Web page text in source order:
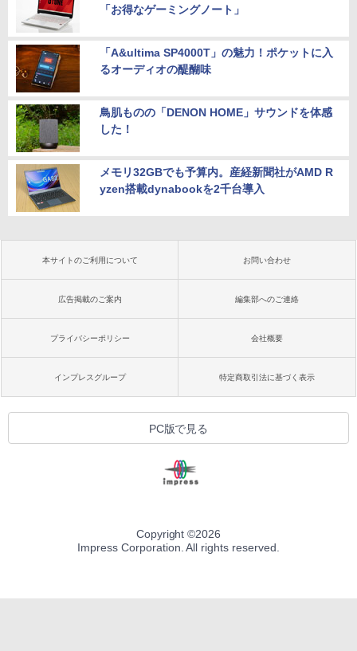
「お得なゲーミングノート」
「A&ultima SP4000T」の魅力！ポケットに入
るオーディオの醍醐味
鳥肌ものの「DENON HOME」サウンドを体感
した！
メモリ32GBでも予算内。産経新聞社がAMD R
yzen搭載dynabookを2千台導入
本サイトのご利用について お問い合わせ
広告掲載のご案内 編集部へのご連絡
プライバシーポリシー 会社概要
インプレスグループ 特定商取引法に基づく表示
PC版で見る
Copyright ©2026
Impress Corporation. All rights reserved.